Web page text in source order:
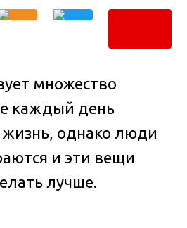
множество
каждый день
однако люди
и эти вещи
лучше.